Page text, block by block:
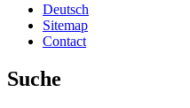
Deutsch
Sitemap
Con­tact
Suche